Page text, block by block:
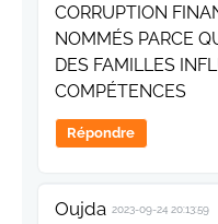
CORRUPTION
NOMMÉS PARCE
DES FAMILLES
COMPÉTENCES
Répondre
Oujda 2023-09-24 20:13:59